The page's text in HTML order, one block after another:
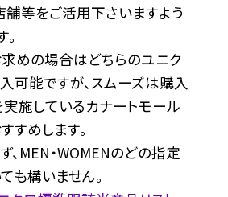
舗等をご活用下さいますよう
めの場合はどちらのユニク
可能ですが、スムーズは購入
実施しているカナートモール
すめします。
MEN・WOMENのどの指定
も構いません。